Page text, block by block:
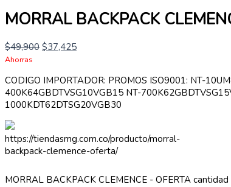
MORRAL BACKPACK
$49,900 $37,425
Ahorras
CODIGO IMPORTADOR: PROMOS ISO9001: NT-
400K64GBDTVSG10VGB15 NT-
1000KDT62DTSG20VGB30
https://tiendasmg.com.co/producto/morral-
backpack-clemence-oferta/
MORRAL BACKPACK CLEMENCE - OFERTA cantidad